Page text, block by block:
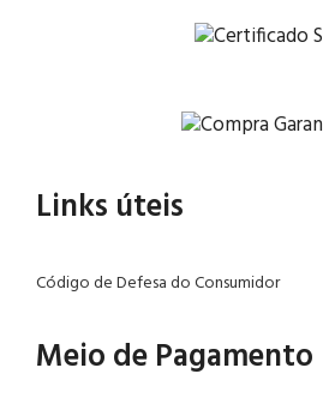
Links úteis
Código de Defesa do Consumidor
Meio de Pagamento